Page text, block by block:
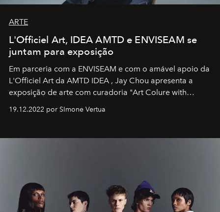
ARTE
L'Officiel Art, IDEA AMTD e ENVISEAM se
juntam para exposição
Em parceria com a ENVISEAM e com o amável apoio da
L'Officiel Art da AMTD IDEA , Jay Chou apresenta a
exposição de arte com curadoria "Art Colure with
19.12.2022 por SImone Vertua